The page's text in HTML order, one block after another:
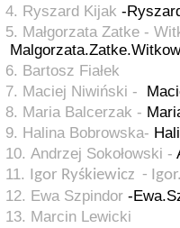
Ryszard Kijak -
Małgorzata Zatke -
Bartosz Fiałek
Maciej Niwiński -
Maria Balcerzak -
Halina Bobrowska-
Andrzej Sokołowski -
Igor Ryśkiewicz -
Ewa Szpindor -
Marcin Lewicki